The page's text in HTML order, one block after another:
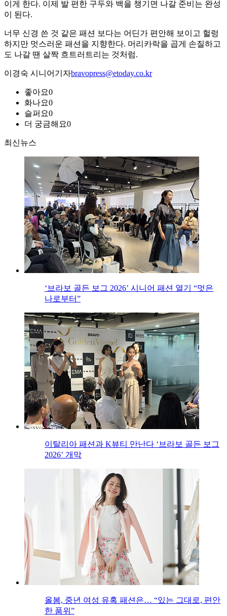
이게 한다. 이제 발 편한 구두와 백을 챙기면 나갈 준비는 완성
이 된다.
너무 신경 쓴 것 같은 패션 보다는 어딘가 편안해 보이고 헐렁
하지만 멋스러운 패션을 지향한다. 머리카락을 곱게 손질하고
도 나갈 땐 살짝 흐트러트리는 것처럼.
이경숙 시니어기자bravopress@etoday.co.kr
좋아요0
화나요0
슬퍼요0
더 궁금해요0
최신뉴스
‘브라보 골든 보그 2026’ 시니어 패션 열기 “멋은
나로부터”
이탈리아 패션과 K뷰티 만난다 ‘브라보 골든 보그
2026’ 개막
올봄, 중년 여성 유혹 패션은… “있는 그대로, 편안
한 품위”